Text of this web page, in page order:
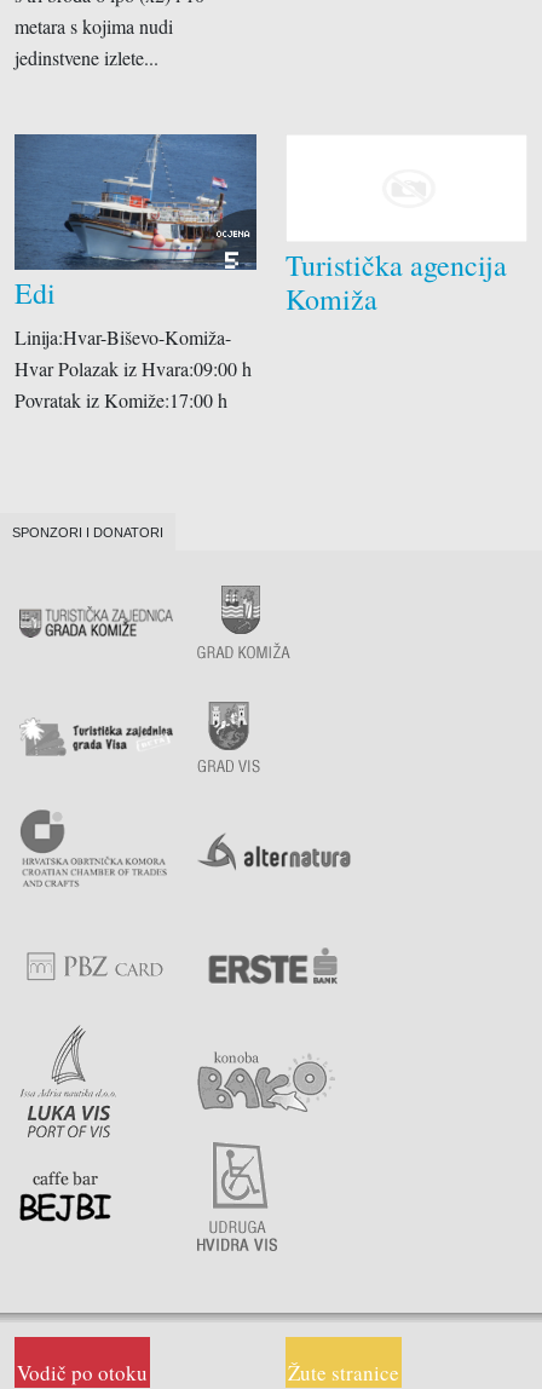
metara s kojima nudi
jedinstvene izlete...
OCJENA
5
Edi
Linija:Hvar-Biševo-Komiža-
Hvar Polazak iz Hvara:09:00 h
Povratak iz Komiže:17:00 h
Turistička agencija
Komiža
SPONZORI I DONATORI
Vodič po otoku Žute stranice